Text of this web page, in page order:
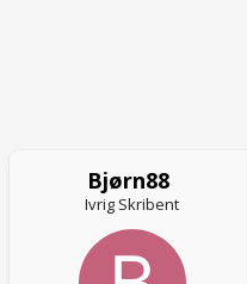
Bjørn88
Ivrig Skribent